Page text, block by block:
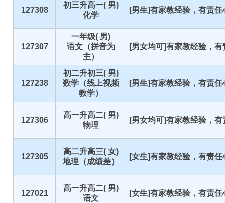
127308
初三升高一( 男)
化学
[男生]有家教经验，有责任
127307
一年级( 男)
语文（拼音为
主）
[男女均可]有家教经验，
127238
初二升初三( 男)
数学（线上视频
教学）
[男生]有家教经验，有责任
127306
高一升高二( 男)
物理
[男女均可]有家教经验，
127305
高二升高三( 女)
地理（成绩差）
[女生]有家教经验，有责任
127021
高一升高二( 男)
语文
[女生]有家教经验，有责任